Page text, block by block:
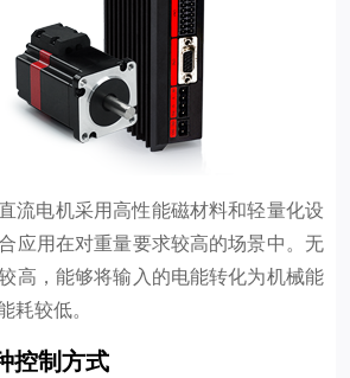
流电机采用高性能磁材料和轻量化设
应用在对重量要求较高的场景中。无
高，能够将输入的电能转化为机械能
耗较低。
控制方式